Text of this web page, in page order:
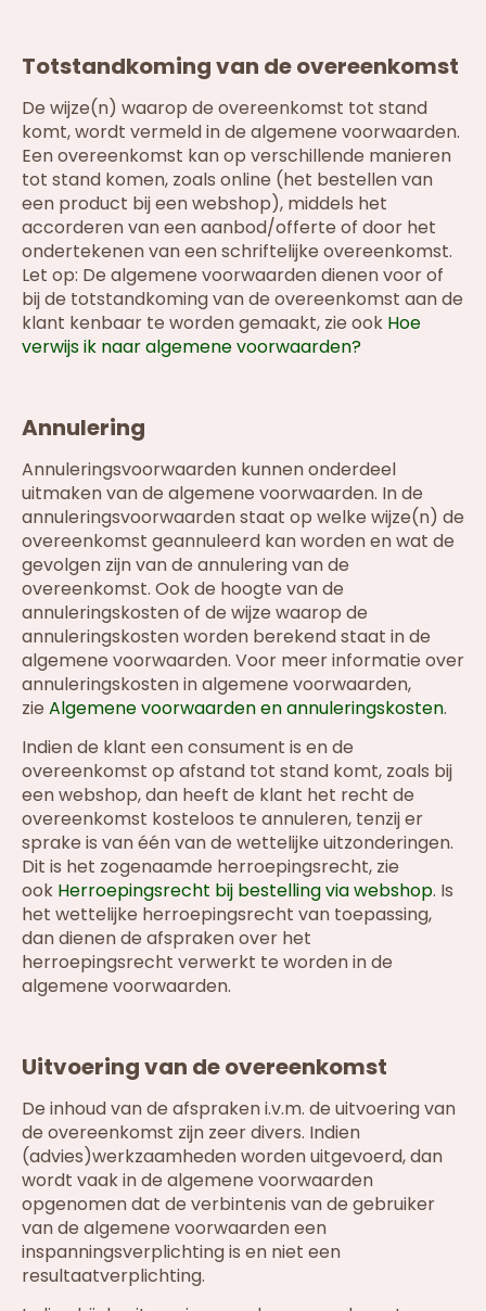
Totstandkoming van de overeenkomst
De wijze(n) waarop de overeenkomst tot stand
komt, wordt vermeld in de algemene voorwaarden.
Een overeenkomst kan op verschillende manieren
tot stand komen, zoals online (het bestellen van
een product bij een webshop), middels het
accorderen van een aanbod/offerte of door het
ondertekenen van een schriftelijke overeenkomst.
Let op: De algemene voorwaarden dienen voor of
bij de totstandkoming van de overeenkomst aan de
klant kenbaar te worden gemaakt, zie ook Hoe
verwijs ik naar algemene voorwaarden?
Annulering
Annuleringsvoorwaarden kunnen onderdeel
uitmaken van de algemene voorwaarden. In de
annuleringsvoorwaarden staat op welke wijze(n) de
overeenkomst geannuleerd kan worden en wat de
gevolgen zijn van de annulering van de
overeenkomst. Ook de hoogte van de
annuleringskosten of de wijze waarop de
annuleringskosten worden berekend staat in de
algemene voorwaarden. Voor meer informatie over
annuleringskosten in algemene voorwaarden,
zie Algemene voorwaarden en annuleringskosten.
Indien de klant een consument is en de
overeenkomst op afstand tot stand komt, zoals bij
een webshop, dan heeft de klant het recht de
overeenkomst kosteloos te annuleren, tenzij er
sprake is van één van de wettelijke uitzonderingen.
Dit is het zogenaamde herroepingsrecht, zie
ook Herroepingsrecht bij bestelling via webshop. Is
het wettelijke herroepingsrecht van toepassing,
dan dienen de afspraken over het
herroepingsrecht verwerkt te worden in de
algemene voorwaarden.
Uitvoering van de overeenkomst
De inhoud van de afspraken i.v.m. de uitvoering van
de overeenkomst zijn zeer divers. Indien
(advies)werkzaamheden worden uitgevoerd, dan
wordt vaak in de algemene voorwaarden
opgenomen dat de verbintenis van de gebruiker
van de algemene voorwaarden een
inspanningsverplichting is en niet een
resultaatverplichting.